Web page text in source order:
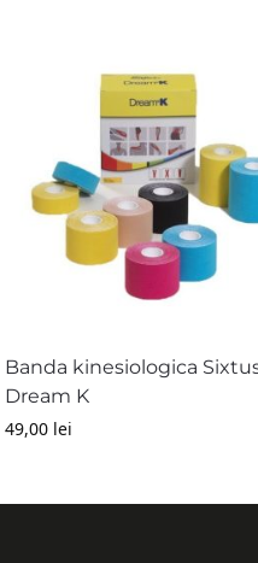
Banda kinesiologica
Dream K
49,00 lei